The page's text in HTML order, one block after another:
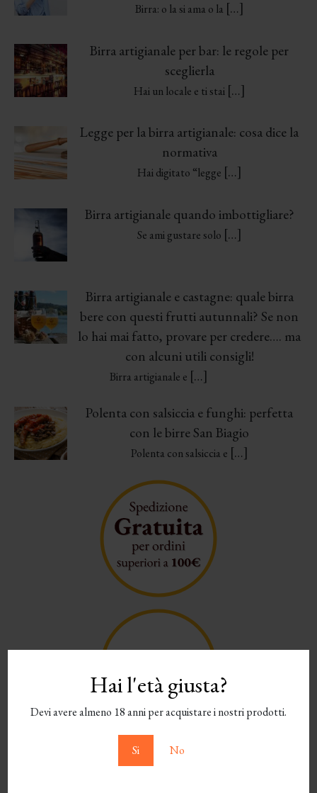
Hai l'età giusta?
Devi avere almeno 18 anni per acquistare i nostri prodotti.
Si No
Birra: o la si ama o la […]
Birra artigianale per bar: le regole per
sceglierla
Hai un locale e ti stai […]
Legge per la birra artigianale: cosa dice la
normativa
Hai digitato “legge […]
Birra artigianale quando imbottigliare?
Se ami gustare solo […]
Birra artigianale e castagne: quale birra
bere con questi frutti autunnali? Se non
lo hai mai fatto, provare per credere…. ma
con alcuni utili consigli!
Birra artigianale e […]
Polenta con salsiccia e funghi: perfetta
con le birre San Biagio
Polenta con salsiccia e […]